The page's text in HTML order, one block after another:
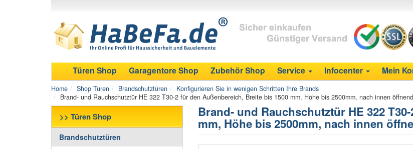
Türen Shop Garagentore Shop Zubehör Shop Service Infocenter Mein
Home Shop Türen Brandschutztüren
Konfigurieren Sie in wenigen Schritten Ihre Brands
Brand- und Rauchschutztür HE 322 T30-2 für den Außenbereich, Breite bis 1500 mm, Höhe bis 2500mm, nach innen öffnend
>> Türen Shop
Brandschutztüren
Brand- und Rauchschutztür HE 322
mm, Höhe bis 2500mm, nach innen